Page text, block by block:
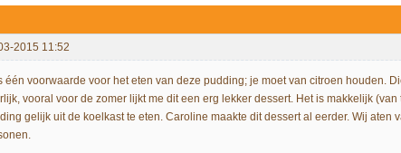
2015 11:52
één voorwaarde voor het eten van deze pudding; je moet van citroen houden.
vooral voor de zomer lijkt me dit een erg lekker dessert. Het is makkelijk
gelijk uit de koelkast te eten. Caroline maakte dit dessert al eerder. Wij aten